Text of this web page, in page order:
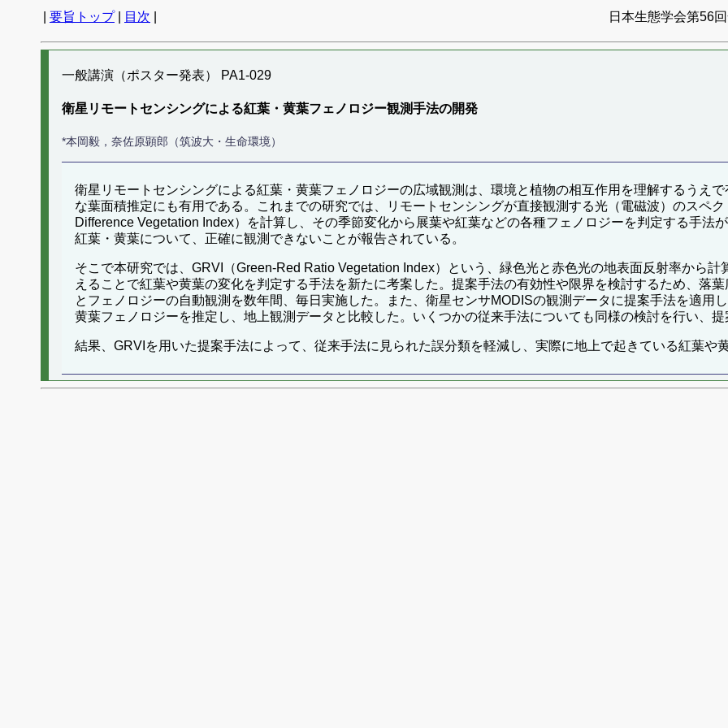
要旨トップ| 目次 日本生態学会第56
一般講演（ポスター発表） PA1-029
衛星リモートセンシングによる紅葉・黄葉フェノロジー観測手法の開発
*本岡毅，奈佐原顕郎（筑波大・生命環境）
衛星リモートセンシングによる紅葉・黄葉フェノロジーの広域観測は、環境と植物の相互作用を理解するうえ
な葉面積推定にも有用である。これまでの研究では、リモートセンシングが直接観測する光（電磁波）のスペ
Difference Vegetation Index）を計算し、その季節変化から展葉や紅葉などの各種フェノロジーを判定する手法
紅葉・黄葉について、正確に観測できないことが報告されている。
そこで本研究では、GRVI（Green-Red Ratio Vegetation Index）という、緑色光と赤色光の地表面反射率から
えることで紅葉や黄葉の変化を判定する手法を新たに考案した。提案手法の有効性や限界を検討するため、落
とフェノロジーの自動観測を数年間、毎日実施した。また、衛星センサMODISの観測データに提案手法を適用
黄葉フェノロジーを推定し、地上観測データと比較した。いくつかの従来手法についても同様の検討を行い、提
結果、GRVIを用いた提案手法によって、従来手法に見られた誤分類を軽減し、実際に地上で起きている紅葉や